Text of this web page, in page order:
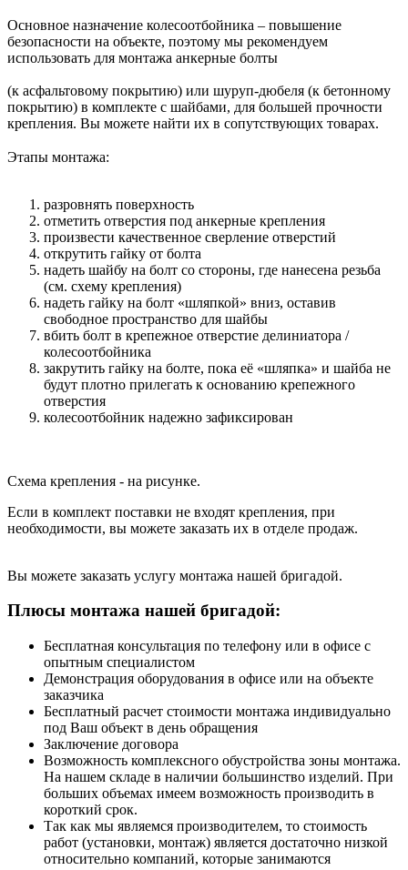
Основное назначение колесоотбойника – повышение
безопасности на объекте, поэтому мы рекомендуем
использовать для монтажа анкерные болты
(к асфальтовому покрытию) или шуруп-дюбеля (к бетонному
покрытию) в комплекте с шайбами, для большей прочности
крепления. Вы можете найти их в сопутствующих товарах.
Этапы монтажа:
разровнять поверхность
отметить отверстия под анкерные крепления
произвести качественное сверление отверстий
открутить гайку от болта
надеть шайбу на болт со стороны, где нанесена резьба
(см. схему крепления)
надеть гайку на болт «шляпкой» вниз, оставив
свободное пространство для шайбы
вбить болт в крепежное отверстие делиниатора /
колесоотбойника
закрутить гайку на болте, пока её «шляпка» и шайба не
будут плотно прилегать к основанию крепежного
отверстия
колесоотбойник надежно зафиксирован
Схема крепления - на рисунке.
Если в комплект поставки не входят крепления, при
необходимости, вы можете заказать их в отделе продаж.
Вы можете заказать услугу монтажа нашей бригадой.
Плюсы монтажа нашей бригадой:
Бесплатная консультация по телефону или в офисе с
опытным специалистом
Демонстрация оборудования в офисе или на объекте
заказчика
Бесплатный расчет стоимости монтажа индивидуально
под Ваш объект в день обращения
Заключение договора
Возможность комплексного обустройства зоны монтажа.
На нашем складе в наличии большинство изделий. При
больших объемах имеем возможность производить в
короткий срок.
Так как мы являемся производителем, то стоимость
работ (установки, монтаж) является достаточно низкой
относительно компаний, которые занимаются